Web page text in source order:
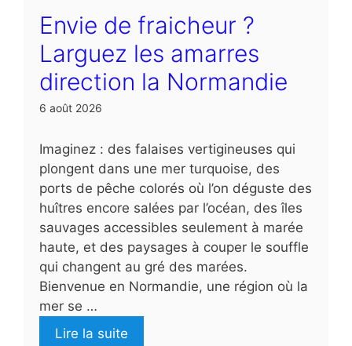
Envie de fraicheur ?
Larguez les amarres
direction la Normandie
6 août 2026
Imaginez : des falaises vertigineuses qui
plongent dans une mer turquoise, des
ports de pêche colorés où l’on déguste des
huîtres encore salées par l’océan, des îles
sauvages accessibles seulement à marée
haute, et des paysages à couper le souffle
qui changent au gré des marées.
Bienvenue en Normandie, une région où la
mer se …
Lire la suite